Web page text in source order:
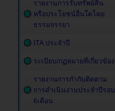
รายงานการรับทรัพย์สิน
หรือประโยชน์อื่นใดโดย
ธรรมจรรยา
ITA ประจำปี
ระเบียบ/กฏหมายที่เกี่ยวข้อง
รายงานการกำกับติดตาม
การดำเนินงานประจำปีรอบ
6เดือน